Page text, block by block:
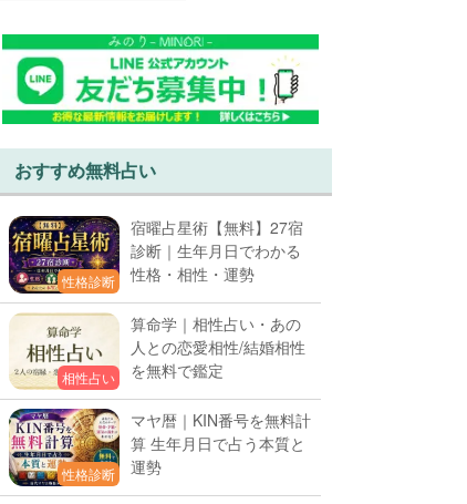
おすすめ無料占い
性格診断
宿曜占星術【無料】27宿
診断｜生年月日でわかる
性格・相性・運勢
相性占い
算命学｜相性占い・あの
人との恋愛相性/結婚相性
を無料で鑑定
性格診断
マヤ暦｜KIN番号を無料計
算 生年月日で占う本質と
運勢